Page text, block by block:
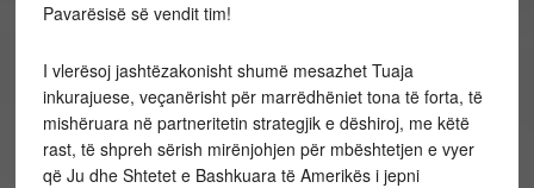
Pavarësisë së vendit tim!
I vlerësoj jashtëzakonisht shumë mesazhet Tuaja
inkurajuese, veçanërisht për marrëdhëniet tona të forta, të
mishëruara në partneritetin strategjik e dëshiroj, me këtë
rast, të shpreh sërish mirënjohjen për mbështetjen e vyer
që Ju dhe Shtetet e Bashkuara të Amerikës i jepni